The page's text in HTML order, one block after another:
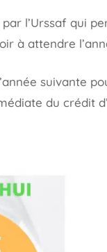
l’Urssaf qui
à attendre
suivante
du crédit